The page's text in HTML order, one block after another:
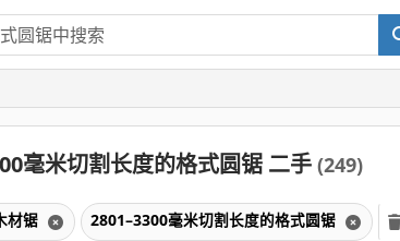
毫米切割长度的格式圆锯 二手 (249)
材锯 2801–3300毫米切割长度的格式圆锯